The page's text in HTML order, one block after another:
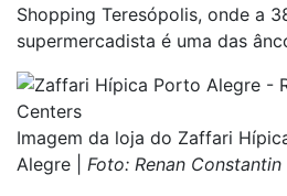
Shopping Teresópolis, onde a
supermercadista é uma das
Imagem da loja do Zaffari
Alegre | Foto: Renan Constantin